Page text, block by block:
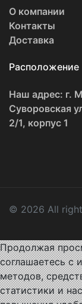
О компании
Контакты
Доставка
Расположение
Наш адрес: г.
Суворовская
2/1, корпус 1
© 2026 All
Продолжая
соглашаетесь с
методов,
статистики и